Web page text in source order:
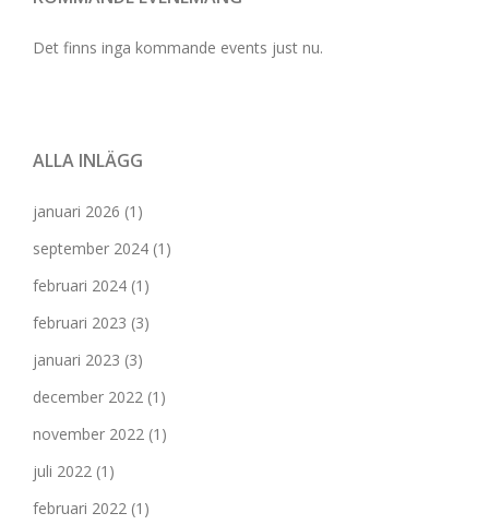
Det finns inga kommande events just nu.
ALLA INLÄGG
januari 2026 (1)
september 2024 (1)
februari 2024 (1)
februari 2023 (3)
januari 2023 (3)
december 2022 (1)
november 2022 (1)
juli 2022 (1)
februari 2022 (1)